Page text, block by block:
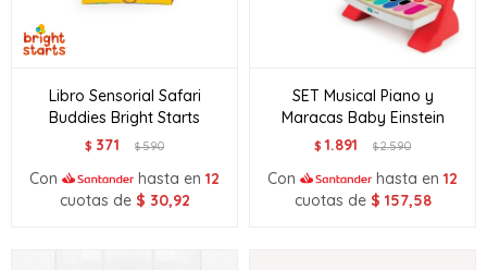
Libro Sensorial Safari
Buddies Bright Starts
$ 371 $590
Con hasta en 12
cuotas de $ 30,92
SET Musical Piano y
Maracas Baby Einstein
$ 1.891 $2.590
Con hasta en 12
cuotas de $ 157,58